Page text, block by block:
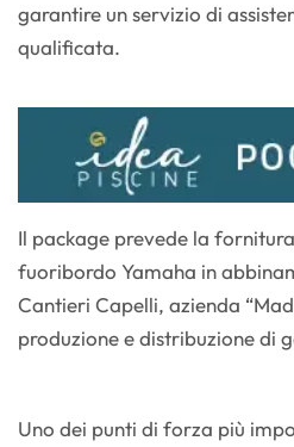
garantire un servizio di
qualificata.
Il package prevede la
fuoribordo Yamaha in
Cantieri Capelli, azienda
produzione e distribuzione di
Uno dei punti di forza più